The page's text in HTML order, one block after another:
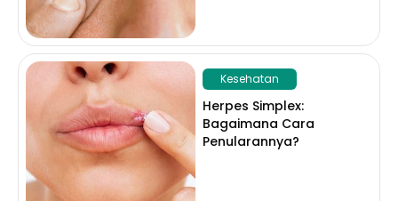
Kesehatan
Herpes Simplex:
Bagaimana Cara
Penularannya?